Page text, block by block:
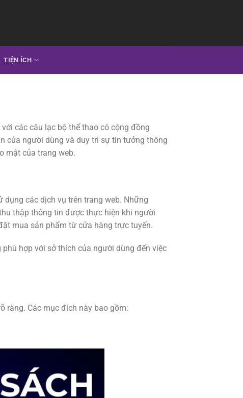
TIỆN ÍCH
các câu lạc bộ thể thao có cộng đồng
của người dùng và duy trì sự tin tưởng thông
mật của trang web.
các dịch vụ trên trang web. Những
thập thông tin được thực hiện khi người
mua sản phẩm từ cửa hàng trực tuyến.
hợp với sở thích của người dùng đến việc
ràng. Các mục đích này bao gồm: